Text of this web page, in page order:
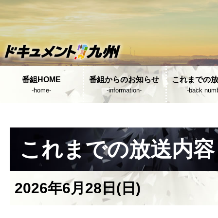
番組HOME
-home-
番組からのお知らせ
-information-
これまでの
-back
これまでの放送内容
2026年6月28日(日)